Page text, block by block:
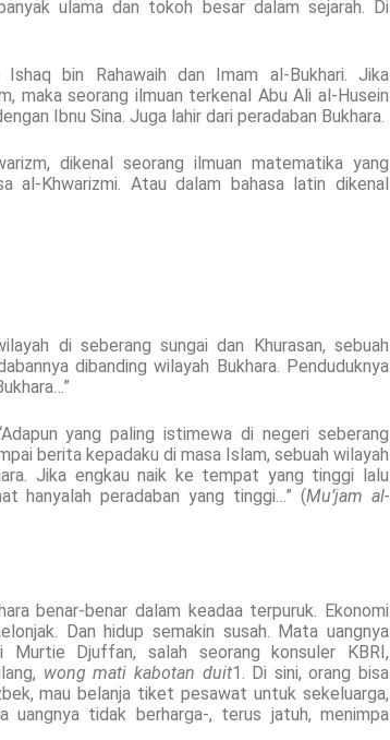
ulama dan tokoh besar dalam sejarah. Di
bin Rahawaih dan Imam al-Bukhari. Jika
maka seorang ilmuan terkenal Abu Ali al-Husein
Ibnu Sina. Juga lahir dari peradaban Bukhara.
dikenal seorang ilmuan matematika yang
al-Khwarizmi. Atau dalam bahasa latin dikenal
di seberang sungai dan Khurasan, sebuah
dibanding wilayah Bukhara. Penduduknya
yang paling istimewa di negeri seberang
berita kepadaku di masa Islam, sebuah wilayah
Jika engkau naik ke tempat yang tinggi lalu
hanyalah peradaban yang tinggi…” (Mu’jam al-
benar-benar dalam keadaa terpuruk. Ekonomi
Dan hidup semakin susah. Mata uangnya
Murtie Djuffan, salah seorang konsuler KBRI,
wong mati kabotan duit1. Di sini, orang bisa
mau belanja tiket pesawat untuk sekeluarga,
tidak berharga-, terus jatuh, menimpa